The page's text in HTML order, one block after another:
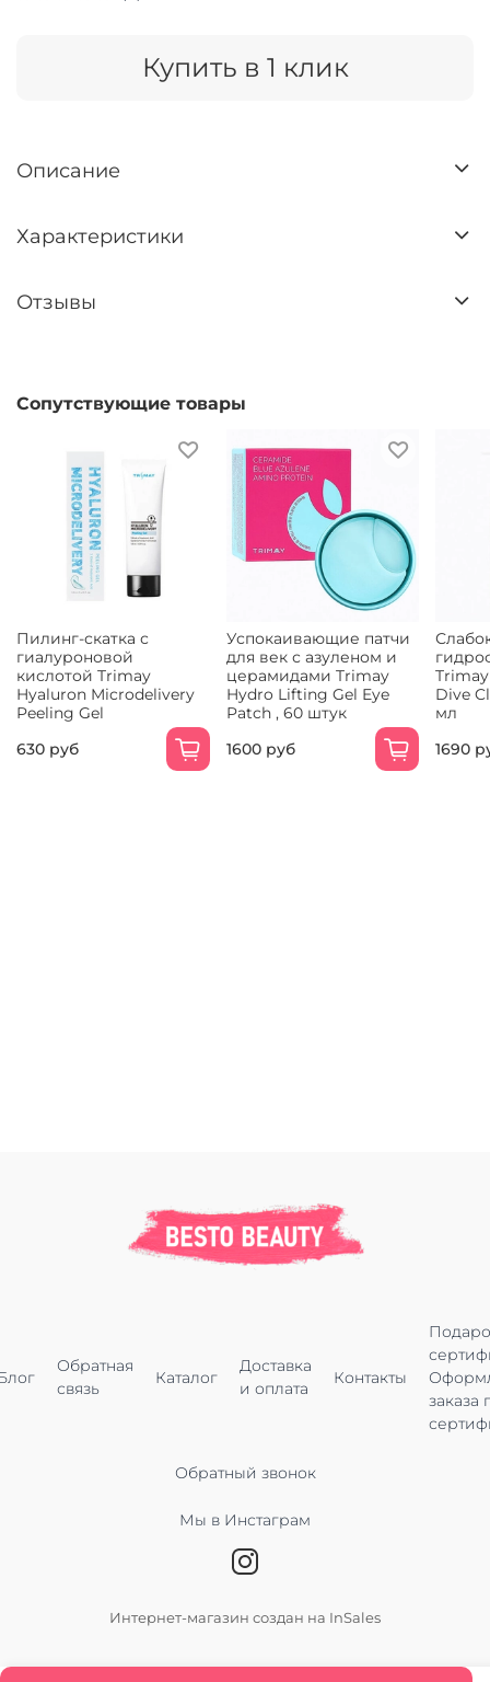
Купить в 1 клик
Описание
Характеристики
Отзывы
Сопутствующие товары
Пилинг-скатка с
гиалуроновой
кислотой Trimay
Hyaluron Microdelivery
Peeling Gel
630 руб
Успокаивающие патчи
для век с азуленом и
церамидами Trimay
Hydro Lifting Gel Eye
Patch , 60 штук
1600 руб
Dive
мл
1690
Обратная
связь
Каталог
Доставка
и оплата
Контакты
заказа
Обратный звонок
Мы в Инстаграм
Интернет-магазин создан на InSales